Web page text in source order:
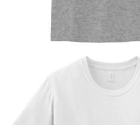
Tshirt Parthenon
€